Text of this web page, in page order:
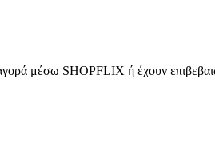
μέσω SHOPFLIX ή έχουν